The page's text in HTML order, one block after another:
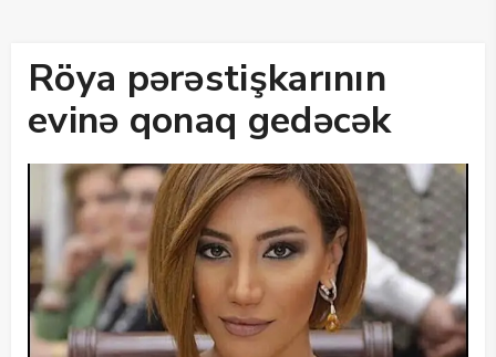
Röya pərəstişkarının
evinə qonaq gedəcək